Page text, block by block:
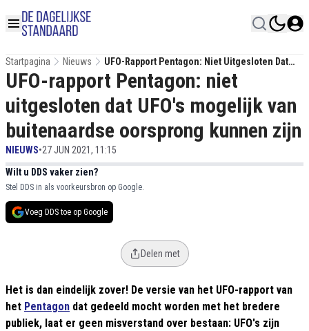
Startpagina Nieuws
UFO-Rapport Pentagon: Niet Uitgesloten Dat
UFO's Mogelijk Van Buitenaardse Oorsprong
Kunnen Zijn
UFO-rapport Pentagon: niet
uitgesloten dat UFO's mogelijk van
buitenaardse oorsprong kunnen zijn
NIEUWS•27 JUN 2021, 11:15
Wilt u DDS vaker zien?
Stel DDS in als voorkeursbron op Google.
Voeg DDS toe op Google
Delen met
Het is dan eindelijk zover! De versie van het UFO-rapport van
het Pentagon dat gedeeld mocht worden met het bredere
publiek, laat er geen misverstand over bestaan: UFO's zijn